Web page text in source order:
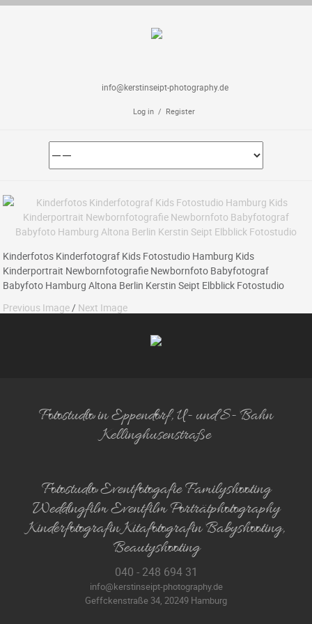
info@kerstinseipt-photography.de
Log in / Register
Kinderfotos Kinderfotograf Kids Fotostudio Hamburg Kids
Kinderportrait Newbornfotografie Newbornfoto Babyfotograf
Babyfoto Hamburg Altona Berlin Kerstin Seipt Elbblick Fotostudio
Previous Image/ Next Image
Fotostudio in Eppendorf, U- und S- Bahn
Kellinghusenstraße
Fotostudio Eventfotogafie Familyshooting
Weddingfilm Eventfilm Porträtphotography
Kinderfotografin Kitafotografin Babyshooting,
Beautyshooting
040 - 248 694 31
info@kerstinseipt-photography.de
Geffckenstraße 34, 20249 Hamburg